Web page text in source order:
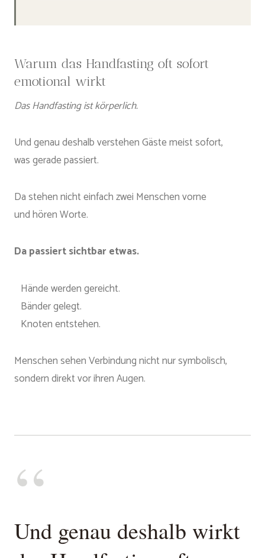
Warum das Handfasting oft sofort
emotional wirkt
Das Handfasting ist körperlich.
Und genau deshalb verstehen Gäste meist sofort,
was gerade passiert.
Da stehen nicht einfach zwei Menschen vorne
und hören Worte.
Da passiert sichtbar etwas.
Hände werden gereicht.
Bänder gelegt.
Knoten entstehen.
Menschen sehen Verbindung nicht nur symbolisch,
sondern direkt vor ihren Augen.
“
Und genau deshalb wirkt